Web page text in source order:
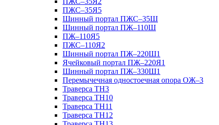
ПЖС–35Я5
Шинный портал ПЖС–35Ш
Шинный портал ПЖ–110Ш
ПЖ–110Я5
ПЖС–110Я2
Шинный портал ПЖ–220Ш1
Ячейковый портал ПЖ–220Я1
Шинный портал ПЖ–330Ш1
Перемычечная одностоечная опора ОЖ–3
Траверса ТН3
Траверса ТН10
Траверса ТН11
Траверса ТН12